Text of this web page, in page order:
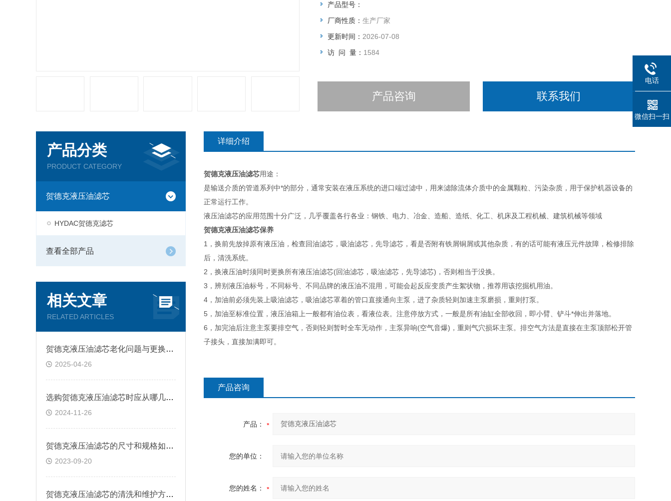
产品型号：
厂商性质： 生产厂家
更新时间： 2026-07-08
访 问 量： 1584
产品咨询 联系我们
产品分类
PRODUCT CATEGORY
贺德克液压油滤芯
HYDAC贺德克滤芯
查看全部产品
相关文章
RELATED ARTICLES
贺德克液压油滤芯老化问题与更换策略
2025-04-26
选购贺德克液压油滤芯时应从哪几方面考虑？
2024-11-26
贺德克液压油滤芯的尺寸和规格如何选择？
2023-09-20
贺德克液压油滤芯的清洗和维护方法有哪些？
详细介绍
贺德克液压油滤芯用途：
是输送介质的管道系列中*的部分，通常安装在液压系统的进口端过滤中，用来滤除流体介质中的金属颗粒、污染杂质，用于保护机器设备的
正常运行工作。
液压油滤芯的应用范围十分广泛，几乎覆盖各行各业：钢铁、电力、冶金、造船、造纸、化工、机床及工程机械、建筑机械等领域
贺德克液压油滤芯保养
1，换前先放掉原有液压油，检查回油滤芯，吸油滤芯，先导滤芯，看是否附有铁屑铜屑或其他杂质，有的话可能有液压元件故障，检修排除
后，清洗系统。
2，换液压油时须同时更换所有液压油滤芯(回油滤芯，吸油滤芯，先导滤芯)，否则相当于没换。
3，辨别液压油标号，不同标号、不同品牌的液压油不混用，可能会起反应变质产生絮状物，推荐用该挖掘机用油。
4，加油前必须先装上吸油滤芯，吸油滤芯罩着的管口直接通向主泵，进了杂质轻则加速主泵磨损，重则打泵。
5，加油至标准位置，液压油箱上一般都有油位表，看液位表。注意停放方式，一般是所有油缸全部收回，即小臂、铲斗*伸出并落地。
6，加完油后注意主泵要排空气，否则轻则暂时全车无动作，主泵异响(空气音爆)，重则气穴损坏主泵。排空气方法是直接在主泵顶部松开管
子接头，直接加满即可。
产品咨询
产品：
您的单位：
您的姓名：
电话
微信扫一扫